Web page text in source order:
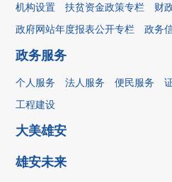
机构设置 扶贫资金政策专栏
财
政府网站年度报表公开专栏
政务
政务服务
个人服务 法人服务 便民服务
工程建设
大美雄安
雄安未来